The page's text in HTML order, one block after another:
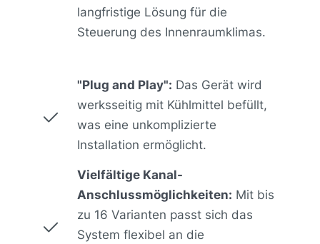
langfristige Lösung für die
Steuerung des Innenraumklimas.
"Plug and Play": Das Gerät wird
werksseitig mit Kühlmittel befüllt,
was eine unkomplizierte
Installation ermöglicht.
Vielfältige Kanal-
Anschlussmöglichkeiten: Mit bis
zu 16 Varianten passt sich das
System flexibel an die